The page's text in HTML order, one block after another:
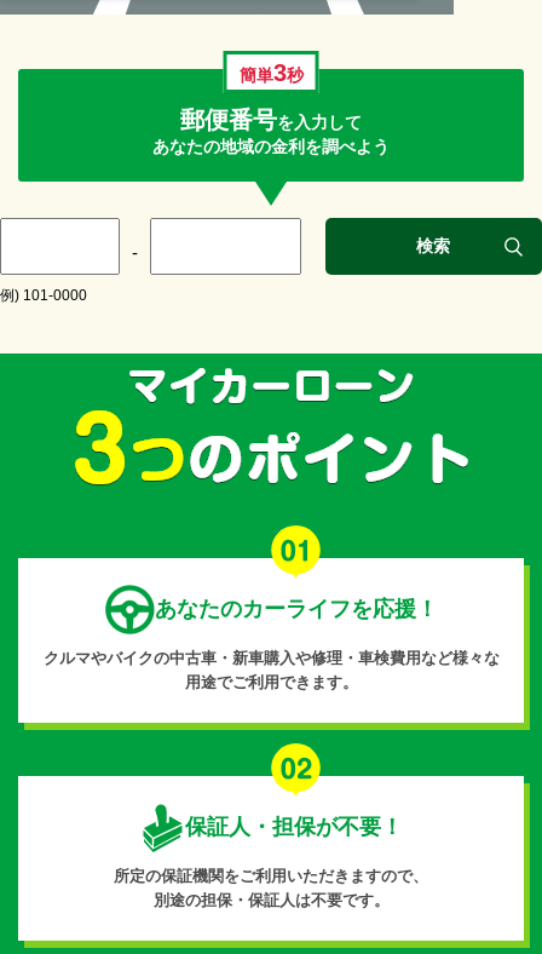
簡単3秒
郵便番号を入力して
あなたの地域の金利を調べよう
- 検索
例) 101-0000
あなたのカーライフを応援！
クルマやバイクの中古車・新車購入や修理・車検費用など様々な
用途でご利用できます。
保証人・担保が不要！
所定の保証機関をご利用いただきますので、
別途の担保・保証人は不要です。